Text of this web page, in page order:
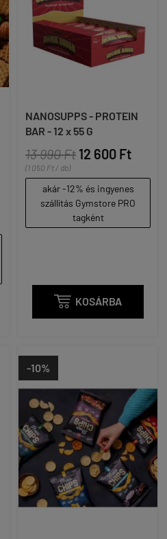
NANOSUPPS - PROTEIN
BAR - 12 x 55 G
13 990 Ft 12 600 Ft
(1 050 Ft / db)
akár -12% és ingyenes
szállítás Gymstore PRO
tagként
 KOSÁRBA
-10%